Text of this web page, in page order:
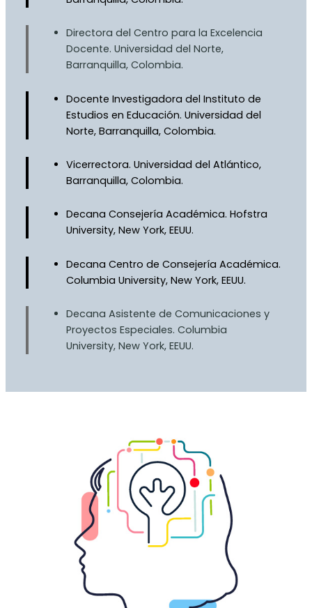
Directora del Centro para la Excelencia
Docente. Universidad del Norte,
Barranquilla, Colombia.
Docente Investigadora del Instituto de
Estudios en Educación. Universidad del
Norte, Barranquilla, Colombia.
Vicerrectora. Universidad del Atlántico,
Barranquilla, Colombia.
Decana Consejería Académica. Hofstra
University, New York, EEUU.
Decana Centro de Consejería Académica.
Columbia University, New York, EEUU.
Decana Asistente de Comunicaciones y
Proyectos Especiales. Columbia
University, New York, EEUU.